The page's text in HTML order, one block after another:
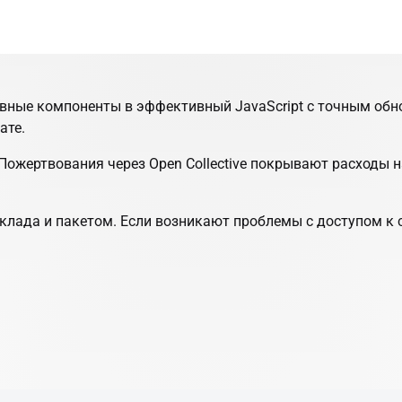
компоненты в эффективный JavaScript с точным
через Open Collective покрывают расходы
и пакетом. Если возникают проблемы с доступом к